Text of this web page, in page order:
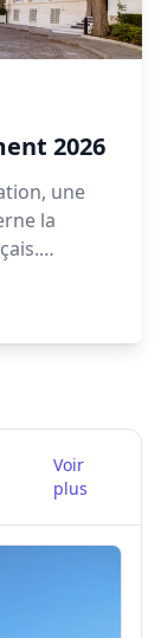
2026
une
la
Voir
plus